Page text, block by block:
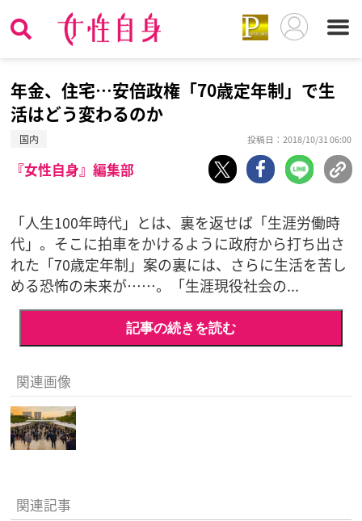
年金、住宅…安倍政権「70歳定年制」で生
活はどう変わるのか
国内 投稿日：2018/10/31 06:00
『女性自身』編集部
「人生100年時代」とは、裏を返せば「生涯労働時
代」。そこに拍車をかけるように政府から打ち出さ
れた「70歳定年制」案の裏には、さらに生活を苦し
める恐怖の未来が……。「生涯現役社会の...
記事の続きを読む
関連画像
関連記事